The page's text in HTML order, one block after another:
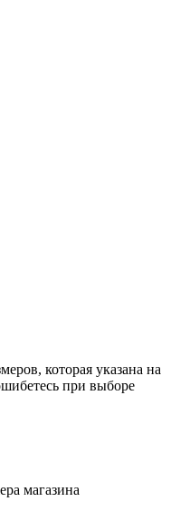
которая указана на
при выборе
магазина